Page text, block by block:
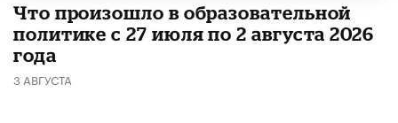
​Что произошло в образовательной
политике с 27 июля по 2 августа 2026
года
3 АВГУСТА